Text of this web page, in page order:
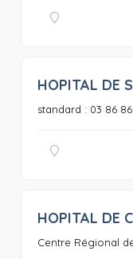
HOPITAL DE
standard : 03 86 86
HOPITAL DE
Centre Régional